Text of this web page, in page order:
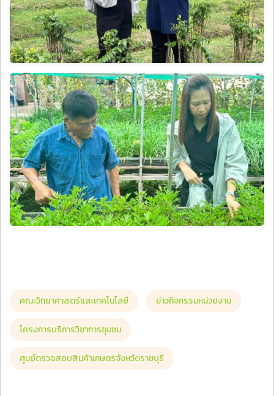
คณะวิทยาศาสตร์และเทคโนโลยี ข่าวกิจกรรมหน่วยงาน
โครงการบริการวิชาการชุมชน
ศูนย์ตรวจสอบสินค้าเกษตรจังหวัดราชบุรี